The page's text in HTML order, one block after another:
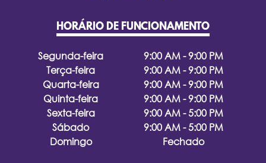
HORÁRIO DE FUNCIONAMENTO
Segunda-feira
9:00 AM - 9:00 PM
Terça-feira
9:00 AM - 9:00 PM
Quarta-feira
9:00 AM - 9:00 PM
Quinta-feira
9:00 AM - 9:00 PM
Sexta-feira
9:00 AM - 5:00 PM
Sábado
9:00 AM - 5:00 PM
Domingo
Fechado